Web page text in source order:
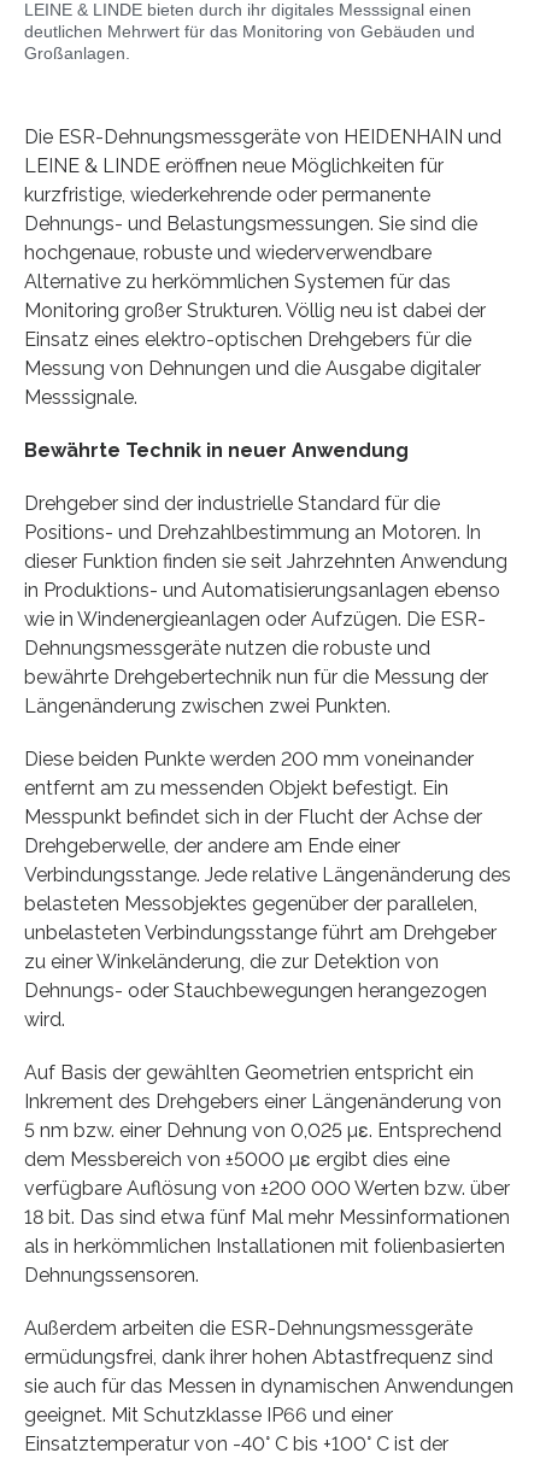
LEINE & LINDE bieten durch ihr digitales Messsignal einen
deutlichen Mehrwert für das Monitoring von Gebäuden und
Großanlagen.
Die ESR-Dehnungsmessgeräte von HEIDENHAIN und
LEINE & LINDE eröffnen neue Möglichkeiten für
kurzfristige, wiederkehrende oder permanente
Dehnungs- und Belastungsmessungen. Sie sind die
hochgenaue, robuste und wiederverwendbare
Alternative zu herkömmlichen Systemen für das
Monitoring großer Strukturen. Völlig neu ist dabei der
Einsatz eines elektro-optischen Drehgebers für die
Messung von Dehnungen und die Ausgabe digitaler
Messsignale.
Bewährte Technik in neuer Anwendung
Drehgeber sind der industrielle Standard für die
Positions- und Drehzahlbestimmung an Motoren. In
dieser Funktion finden sie seit Jahrzehnten Anwendung
in Produktions- und Automatisierungsanlagen ebenso
wie in Windenergieanlagen oder Aufzügen. Die ESR-
Dehnungsmessgeräte nutzen die robuste und
bewährte Drehgebertechnik nun für die Messung der
Längenänderung zwischen zwei Punkten.
Diese beiden Punkte werden 200 mm voneinander
entfernt am zu messenden Objekt befestigt. Ein
Messpunkt befindet sich in der Flucht der Achse der
Drehgeberwelle, der andere am Ende einer
Verbindungsstange. Jede relative Längenänderung des
belasteten Messobjektes gegenüber der parallelen,
unbelasteten Verbindungsstange führt am Drehgeber
zu einer Winkeländerung, die zur Detektion von
Dehnungs- oder Stauchbewegungen herangezogen
wird.
Auf Basis der gewählten Geometrien entspricht ein
Inkrement des Drehgebers einer Längenänderung von
5 nm bzw. einer Dehnung von 0,025 µε. Entsprechend
dem Messbereich von ±5000 µε ergibt dies eine
verfügbare Auflösung von ±200 000 Werten bzw. über
18 bit. Das sind etwa fünf Mal mehr Messinformationen
als in herkömmlichen Installationen mit folienbasierten
Dehnungssensoren.
Außerdem arbeiten die ESR-Dehnungsmessgeräte
ermüdungsfrei, dank ihrer hohen Abtastfrequenz sind
sie auch für das Messen in dynamischen Anwendungen
geeignet. Mit Schutzklasse IP66 und einer
Einsatztemperatur von -40° C bis +100° C ist der